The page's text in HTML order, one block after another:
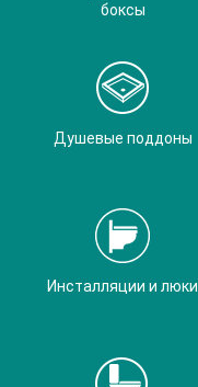
боксы
Душевые поддоны
Инсталляции и люки